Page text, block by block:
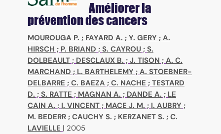
Améliorer la
prévention des cancers
MOUROUGA P. ; FAYARD A. ; Y. GERY ; A.
HIRSCH ; P. BRIAND ; S. CAYROU ; S.
DOLBEAULT ; DESCLAUX B. ; J. TISON ; A. C.
MARCHAND ; L. BARTHELEMY ; A. STOEBNER-
DELBARRE ; C. BAEZA ; C. NACHE ; TESTARD
D. ; S. RATTE ; MAGNAN A. ; DANDE A. ; LE
CAIN A. ; I. VINCENT ; MACE J. M. ; I. AUBRY ;
M. BEDERR ; CAUCHY S. ; KERZANET S. ; C.
LAVIELLE | 2005